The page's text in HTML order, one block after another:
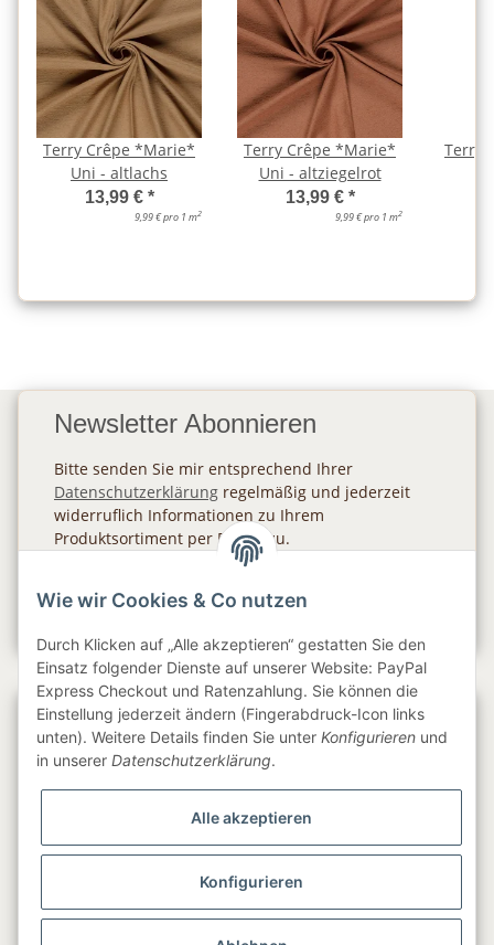
Terry Crêpe *Marie*
Uni - altlachs
13,99 € *
9,99 € pro 1 m2
Terry Crêpe *Marie*
Uni - altziegelrot
13,99 € *
9,99 € pro 1 m2
Terry
Newsletter Abonnieren
Bitte senden Sie mir entsprechend Ihrer
Datenschutzerklärung regelmäßig und jederzeit
widerruflich Informationen zu Ihrem
Produktsortiment per E-Mail zu.
Gesetzliche Informationen
Wie wir Cookies & Co nutzen
Durch Klicken auf „Alle akzeptieren“ gestatten Sie den
Einsatz folgender Dienste auf unserer Website: PayPal
Express Checkout und Ratenzahlung. Sie können die
Einstellung jederzeit ändern (Fingerabdruck-Icon links
unten). Weitere Details finden Sie unter Konfigurieren und
in unserer Datenschutzerklärung.
Alle akzeptieren
Konfigurieren